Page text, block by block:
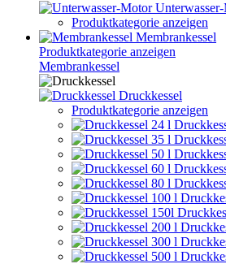
Produktkategorie anzeigen
Membrankessel
Produktkategorie anzeigen
Membrankessel
Druckkessel
Produktkategorie anzeigen